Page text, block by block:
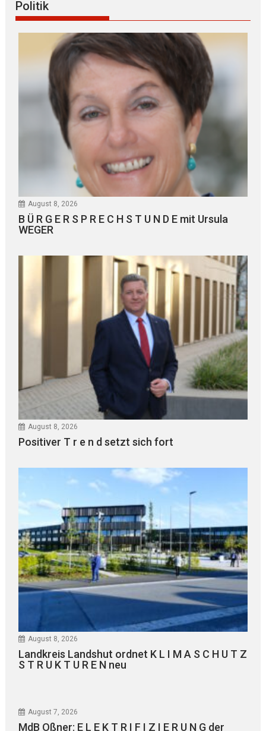
Politik
August 8, 2026
B Ü R G E R S P R E C H S T U N D E mit Ursula
WEGER
August 8, 2026
Positiver T r e n d setzt sich fort
August 8, 2026
Landkreis Landshut ordnet K L I M A S C H U T Z
S T R U K T U R E N neu
August 7, 2026
MdB Oßner: E L E K T R I F I Z I E R U N G der